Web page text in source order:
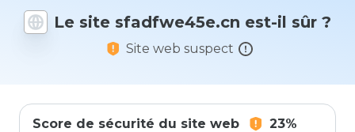
Le site sfadfwe45e.cn est-il sûr ?
Site web suspect
Score de sécurité du site web 23%
vous à ce
site ?